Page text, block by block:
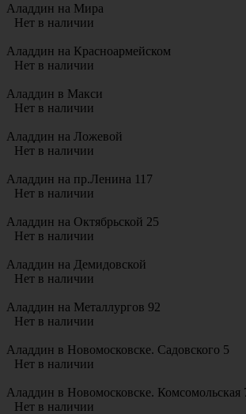
Аладдин на Мира
Нет в наличии
Аладдин на Красноармейском
Нет в наличии
Аладдин в Макси
Нет в наличии
Аладдин на Ложевой
Нет в наличии
Аладдин на пр.Ленина 117
Нет в наличии
Аладдин на Октябрьской 25
Нет в наличии
Аладдин на Демидовской
Нет в наличии
Аладдин на Металлургов 92
Нет в наличии
Аладдин в Новомосковске. Садовского 5
Нет в наличии
Аладдин в Новомосковске. Комсомольская
Нет в наличии